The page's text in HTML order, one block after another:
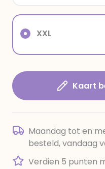
XXL
Kaart
Maandag tot en
besteld, vandaag
Verdien 5 punten